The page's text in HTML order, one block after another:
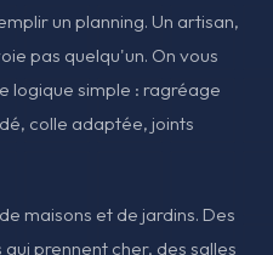
un planning. Un artisan,
pas quelqu'un. On vous
logique simple : ragréage
colle adaptée, joints
maisons et de jardins. Des
prennent cher, des salles